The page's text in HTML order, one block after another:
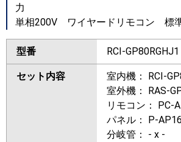
力
単相200V ワイヤードリモコン 標
型番 RCI-GP80RGHJ1
セット内容
室内機： RCI-
室外機： RAS-
リモコン： PC-
パネル： P-
分岐管： - x -